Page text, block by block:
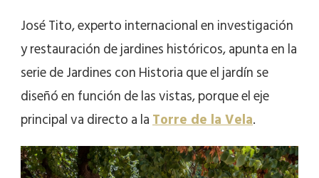
José Tito, experto internacional en investigación
y restauración de jardines históricos, apunta en la
serie de Jardines con Historia que el jardín se
diseñó en función de las vistas, porque el eje
principal va directo a laTorre de la Vela.